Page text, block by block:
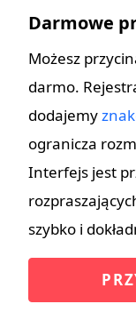
Darmowe
Możesz
darmo.
dodajemy
ogranicza
Interfejs jest
szybko i